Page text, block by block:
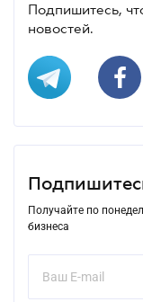
Подпишитесь,
новостей.
Получайте по
бизнеса